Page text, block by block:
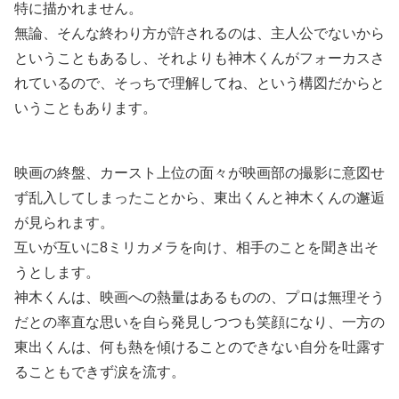
特に描かれません。
無論、そんな終わり方が許されるのは、主人公でないから
ということもあるし、それよりも神木くんがフォーカスさ
れているので、そっちで理解してね、という構図だからと
いうこともあります。
映画の終盤、カースト上位の面々が映画部の撮影に意図せ
ず乱入してしまったことから、東出くんと神木くんの邂逅
が見られます。
互いが互いに8ミリカメラを向け、相手のことを聞き出そ
うとします。
神木くんは、映画への熱量はあるものの、プロは無理そう
だとの率直な思いを自ら発見しつつも笑顔になり、一方の
東出くんは、何も熱を傾けることのできない自分を吐露す
ることもできず涙を流す。